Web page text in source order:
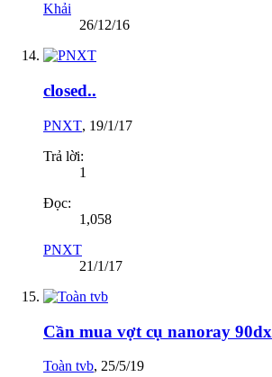
Khải
26/12/16
closed..
PNXT, 19/1/17
Trả lời:
1
Đọc:
1,058
PNXT
21/1/17
Cần mua vợt cụ nanoray 90dx
Toàn tvb, 25/5/19